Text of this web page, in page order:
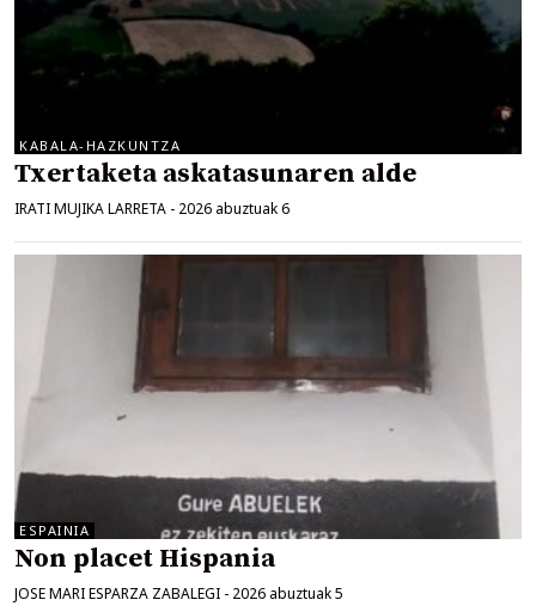
KABALA-HAZKUNTZA
Txertaketa askatasunaren alde
IRATI MUJIKA LARRETA - 2026 abuztuak 6
ESPAINIA
Non placet Hispania
JOSE MARI ESPARZA ZABALEGI - 2026 abuztuak 5